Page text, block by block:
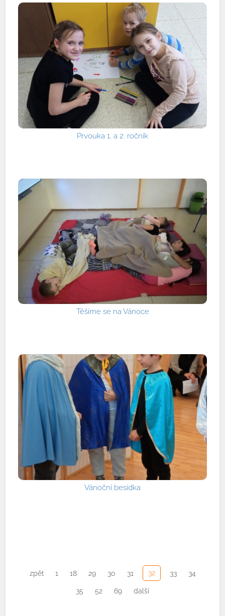
Prvouka 1. a 2. ročník
Těšíme se na Vánoce
Vánoční besídka
zpět 1 18 29 30 31 32 33 34
35 52 69 další